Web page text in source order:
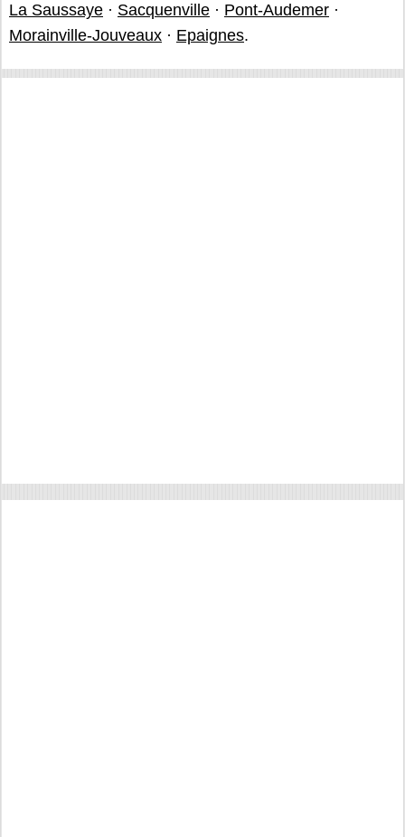
La Saussaye · Sacquenville · Pont-Audemer ·
Morainville-Jouveaux · Epaignes.